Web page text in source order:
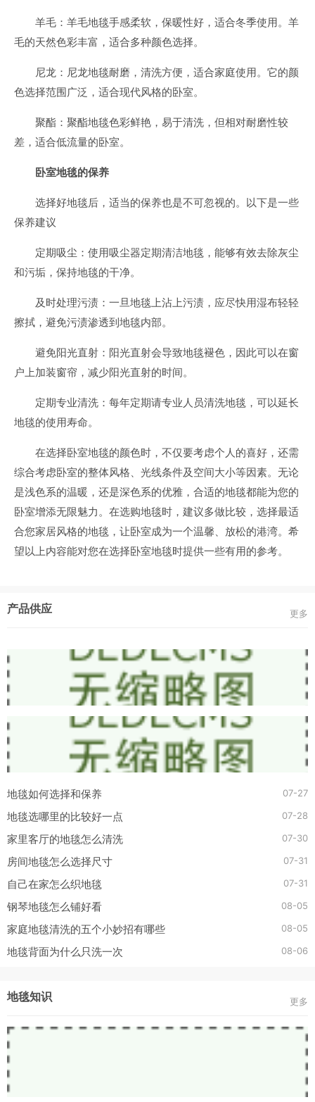
羊毛：羊毛地毯手感柔软，保暖性好，适合冬季使用。羊
毛的天然色彩丰富，适合多种颜色选择。
尼龙：尼龙地毯耐磨，清洗方便，适合家庭使用。它的颜
色选择范围广泛，适合现代风格的卧室。
聚酯：聚酯地毯色彩鲜艳，易于清洗，但相对耐磨性较
差，适合低流量的卧室。
卧室地毯的保养
选择好地毯后，适当的保养也是不可忽视的。以下是一些
保养建议
定期吸尘：使用吸尘器定期清洁地毯，能够有效去除灰尘
和污垢，保持地毯的干净。
及时处理污渍：一旦地毯上沾上污渍，应尽快用湿布轻轻
擦拭，避免污渍渗透到地毯内部。
避免阳光直射：阳光直射会导致地毯褪色，因此可以在窗
户上加装窗帘，减少阳光直射的时间。
定期专业清洗：每年定期请专业人员清洗地毯，可以延长
地毯的使用寿命。
在选择卧室地毯的颜色时，不仅要考虑个人的喜好，还需
综合考虑卧室的整体风格、光线条件及空间大小等因素。无论
是浅色系的温暖，还是深色系的优雅，合适的地毯都能为您的
卧室增添无限魅力。在选购地毯时，建议多做比较，选择最适
合您家居风格的地毯，让卧室成为一个温馨、放松的港湾。希
望以上内容能对您在选择卧室地毯时提供一些有用的参考。
产品供应 更多
地毯如何选择和保养 07-27
地毯选哪里的比较好一点 07-28
家里客厅的地毯怎么清洗 07-30
房间地毯怎么选择尺寸 07-31
自己在家怎么织地毯 07-31
钢琴地毯怎么铺好看 08-05
家庭地毯清洗的五个小妙招有哪些 08-05
地毯背面为什么只洗一次 08-06
地毯知识 更多